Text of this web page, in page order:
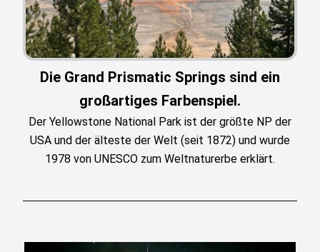
Die Grand Prismatic Springs sind ein
großartiges Farbenspiel.
Der Yellowstone National Park ist der größte NP der
USA und der älteste der Welt (seit 1872) und wurde
1978 von UNESCO zum Weltnaturerbe erklärt.